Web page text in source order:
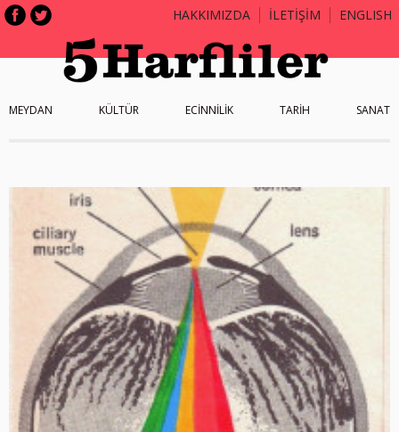
HAKKIMIZDA İLETİŞİM ENGLISH
MEYDAN KÜLTÜR ECİNNİLİK TARİH SANAT